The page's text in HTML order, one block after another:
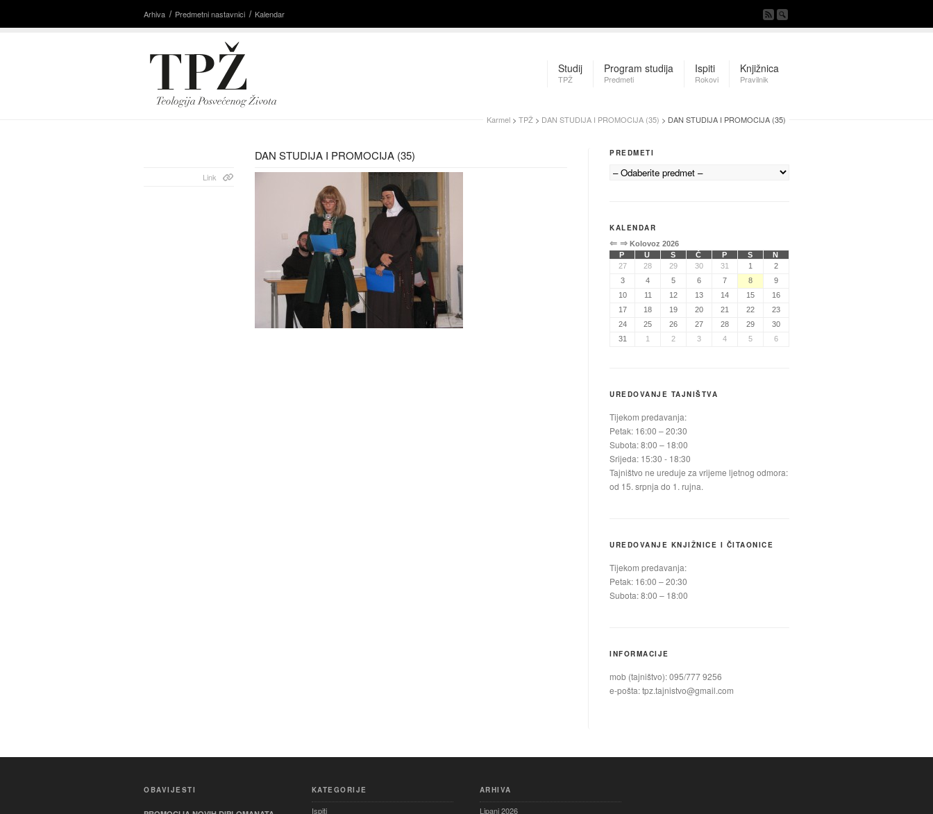
Arhiva Predmetni nastavnici Kalendar
Studij
TPŽ
Program studija
Predmeti
Ispiti
Rokovi
Knjižnica
Pravilnik
Karmel > TPŽ > DAN STUDIJA I PROMOCIJA (35) > DAN STUDIJA I PROMOCIJA (35)
DAN STUDIJA I PROMOCIJA (35)
Link
PREDMETI
KALENDAR
⇐ ⇒ Kolovoz 2026
P
U S Č P S
N
27
28 29 30 31 1
2
3
4 5 6 7 8
9
10
11 12 13 14 15
16
17
18 19 20 21 22
23
24
25 26 27 28 29
30
31
1 2 3 4 5 6
UREDOVANJE TAJNIŠTVA
Tijekom predavanja:
Petak: 16:00 – 20:30
Subota: 8:00 – 18:00
Srijeda: 15:30 - 18:30
Tajništvo ne ureduje za vrijeme ljetnog odmora:
od 15. srpnja do 1. rujna.
UREDOVANJE KNJIŽNICE I ČITAONICE
Tijekom predavanja:
Petak: 16:00 – 20:30
Subota: 8:00 – 18:00
INFORMACIJE
mob (tajništvo): 095/777 9256
e-pošta:tpz.tajnistvo@gmail.com
OBAVIJESTI KATEGORIJE
Ispiti
ARHIVA
Lipanj 2026